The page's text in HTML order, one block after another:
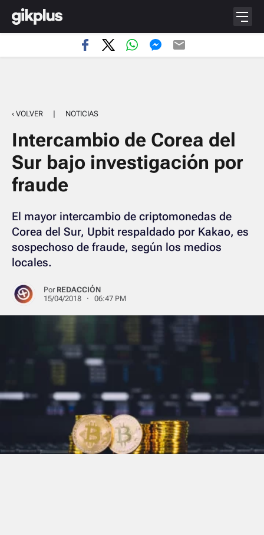
‹ VOLVER | NOTICIAS
Intercambio de Corea del
Sur bajo investigación por
fraude
El mayor intercambio de criptomonedas de
Corea del Sur, Upbit respaldado por Kakao, es
sospechoso de fraude, según los medios
locales.
Por REDACCIÓN
15/04/2018 · 06:47 PM